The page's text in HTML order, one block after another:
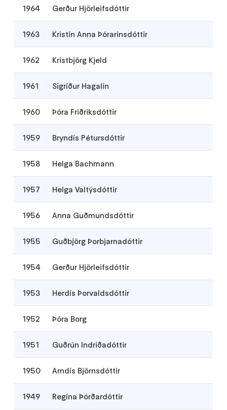
1964 Gerður Hjörleifsdóttir
1963 Kristín Anna Þórarinsdóttir
1962 Kristbjörg Kjeld
1961 Sigríður Hagalín
1960 Þóra Friðriksdóttir
1959 Bryndís Pétursdóttir
1958 Helga Bachmann
1957 Helga Valtýsdóttir
1956 Anna Guðmundsdóttir
1955 Guðbjörg Þorbjarnadóttir
1954 Gerður Hjörleifsdóttir
1953 Herdís Þorvaldsdóttir
1952 Þóra Borg
1951 Guðrún Indriðadóttir
1950 Arndís Björnsdóttir
1949 Regína Þórðardóttir